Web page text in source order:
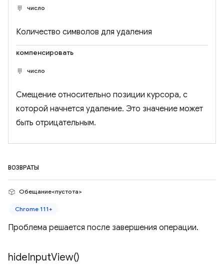
число
Количество символов для удаления
компенсировать
число
Смещение относительно позиции курсора, с
которой начнется удаление. Это значение может
быть отрицательным.
ВОЗВРАТЫ
Обещание<пустота>
Chrome 111+
Проблема решается после завершения операции.
hideInputView()